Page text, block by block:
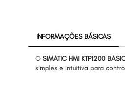
INFORMAÇÕES BÁSICAS
O SIMATIC HMI KTP1200
simples e intuitiva para